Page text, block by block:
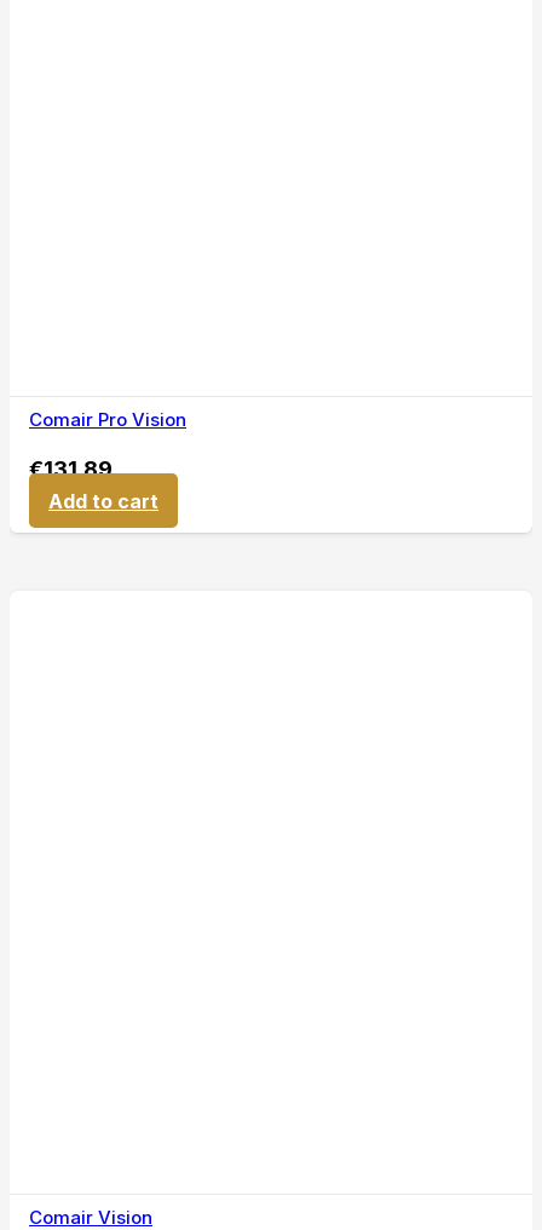
Comair Pro Vision
€131,89
Add to cart
Comair Vision